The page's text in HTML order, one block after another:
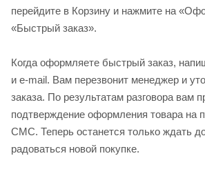
перейдите в Корзину и нажмите на
«Быстрый заказ».
Когда оформляете быстрый заказ,
и e-mail. Вам перезвонит менеджер и
заказа. По результатам разговора вам
подтверждение оформления товара на
СМС. Теперь останется только ждать
радоваться новой покупке.